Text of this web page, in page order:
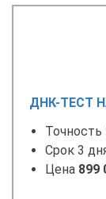
ДНК-ТЕСТ
Точность
Срок 3
Цена 899